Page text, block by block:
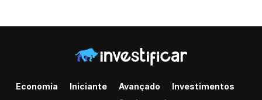
Economia Iniciante Avançado
Investimentos